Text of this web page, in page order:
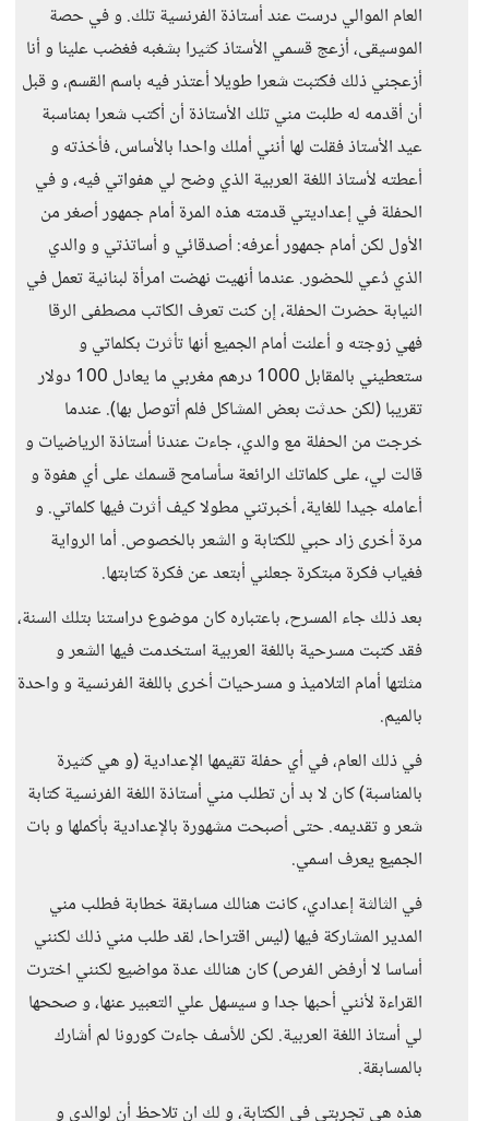
العام الموالي درست عند أستاذة الفرنسية تلك. و في حصة
الموسيقى، أزعج قسمي الأستاذ كثيرا بشغبه فغضب علينا و أنا
أزعجني ذلك فكتبت شعرا طويلا أعتذر فيه باسم القسم، و قبل
أن أقدمه له طلبت مني تلك الأستاذة أن أكتب شعرا بمناسبة
عيد الأستاذ فقلت لها أنني أملك واحدا بالأساس، فأخذته و
أعطته لأستاذ اللغة العربية الذي وضح لي هفواتي فيه، و في
الحفلة في إعداديتي قدمته هذه المرة أمام جمهور أصغر من
الأول لكن أمام جمهور أعرفه: أصدقائي و أساتذتي و والدي
الذي دُعي للحضور. عندما أنهيت نهضت امرأة لبنانية تعمل في
النيابة حضرت الحفلة، إن كنت تعرف الكاتب مصطفى الرقا
فهي زوجته و أعلنت أمام الجميع أنها تأثرت بكلماتي و
ستعطيني بالمقابل 1000 درهم مغربي ما يعادل 100 دولار
تقريبا (لكن حدثت بعض المشاكل فلم أتوصل بها). عندما
خرجت من الحفلة مع والدي، جاءت عندنا أستاذة الرياضيات و
قالت لي، على كلماتك الرائعة سأسامح قسمك على أي هفوة و
أعامله جيدا للغاية، أخبرتني مطولا كيف أثرت فيها كلماتي. و
مرة أخرى زاد حبي للكتابة و الشعر بالخصوص. أما الرواية
فغياب فكرة مبتكرة جعلني أبتعد عن فكرة كتابتها.
بعد ذلك جاء المسرح، باعتباره كان موضوع دراستنا بتلك السنة،
فقد كتبت مسرحية باللغة العربية استخدمت فيها الشعر و
مثلتها أمام التلاميذ و مسرحيات أخرى باللغة الفرنسية و واحدة
بالميم.
في ذلك العام، في أي حفلة تقيمها الإعدادية (و هي كثيرة
بالمناسبة) كان لا بد أن تطلب مني أستاذة اللغة الفرنسية كتابة
شعر و تقديمه. حتى أصبحت مشهورة بالإعدادية بأكملها و بات
الجميع يعرف اسمي.
في الثالثة إعدادي، كانت هنالك مسابقة خطابة فطلب مني
المدير المشاركة فيها (ليس اقتراحا، لقد طلب مني ذلك لكنني
أساسا لا أرفض الفرص) كان هنالك عدة مواضيع لكنني اخترت
القراءة لأنني أحبها جدا و سيسهل علي التعبير عنها، و صححها
لي أستاذ اللغة العربية. لكن للأسف جاءت كورونا لم أشارك
بالمسابقة.
هذه هي تجربتي في الكتابة، و لك ان تلاحظ أن لوالدي و